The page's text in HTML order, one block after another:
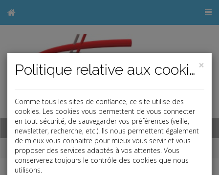
Base documentaire
Dépêches
×
Politique relative aux cookies
Comme tous les sites de confiance, ce site utilise des
cookies. Les cookies vous permettent de vous connecter
en tout sécurité, de sauvegarder vos préférences (veille,
newsletter, recherche, etc.). Ils nous permettent également
de mieux vous connaitre pour mieux vous servir et vous
proposer des services adaptés à vos attentes. Vous
conserverez toujours le contrôle des cookies que nous
utilisons.